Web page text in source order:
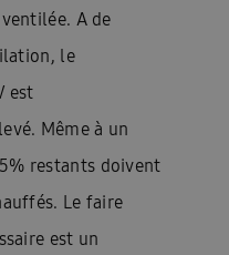
A de
le
est
Même à un
restants doivent
Le faire
est un